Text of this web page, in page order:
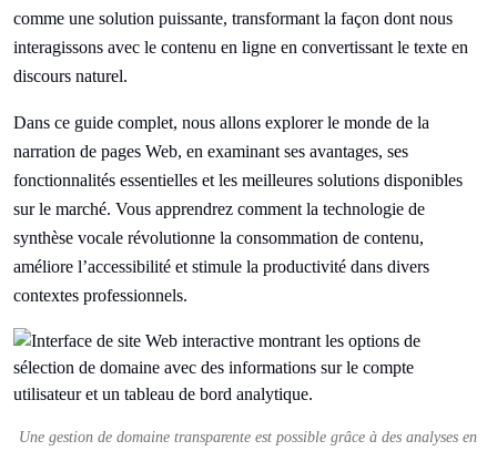
comme une solution puissante, transformant la façon dont nous
interagissons avec le contenu en ligne en convertissant le texte en
discours naturel.
Dans ce guide complet, nous allons explorer le monde de la
narration de pages Web, en examinant ses avantages, ses
fonctionnalités essentielles et les meilleures solutions disponibles
sur le marché. Vous apprendrez comment la technologie de
synthèse vocale révolutionne la consommation de contenu,
améliore l’accessibilité et stimule la productivité dans divers
contextes professionnels.
Une gestion de domaine transparente est possible grâce à des analyses en